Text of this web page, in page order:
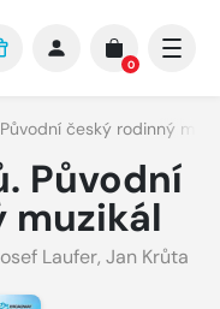
0
český rodinný
Původní
muzikál
Laufer, Jan Krůta